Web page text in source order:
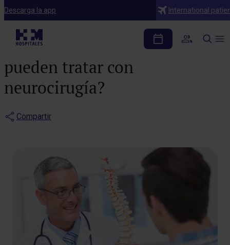
Descarga la app International
Blog
¿Sabes que muchas
dolencias de la columna se
pueden tratar con
neurocirugía?
Compartir